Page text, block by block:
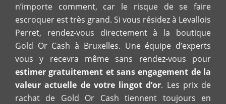
n’importe comment, car le risque de se faire
escroquer est très grand. Si vous résidez à Levallois
Perret, rendez-vous directement à la boutique
Gold Or Cash à Bruxelles. Une équipe d’experts
vous y recevra même sans rendez-vous pour
estimer gratuitement et sans engagement de la
valeur actuelle de votre lingot d’or. Les prix de
rachat de Gold Or Cash tiennent toujours en